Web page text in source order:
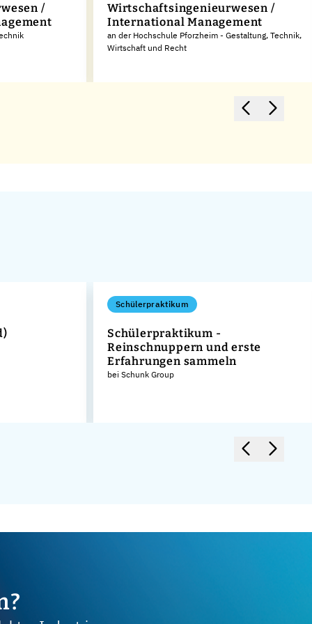
/
Wirtschaftsingenieurwesen /
International Management
an der Hochschule Pforzheim - Gestaltung, Technik,
Wirtschaft und Recht
Schülerpraktikum
Schülerpraktikum -
Reinschnuppern und erste
Erfahrungen sammeln
bei Schunk Group